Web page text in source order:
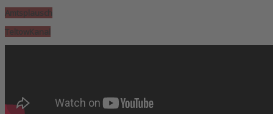
Amtsplausch
TeltowKanal